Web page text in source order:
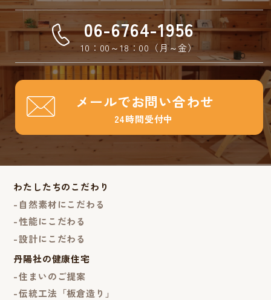
06-6764-1956
10：00～18：00（月～金）
メールでお問い合わせ
24時間受付中
わたしたちのこだわり
自然素材にこだわる
性能にこだわる
設計にこだわる
丹陽社の健康住宅
住まいのご提案
伝統工法「板倉造り」